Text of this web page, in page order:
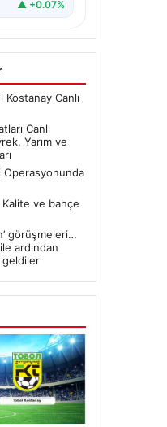
▲ +0.07%
Canlı
Canlı
Yarım ve
Operasyonunda
ve bahçe
görüşmeleri…
ardından
geldiler